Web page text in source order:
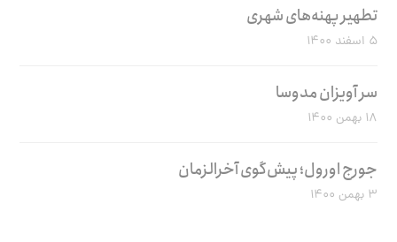
تطهیر پهنه‌های شهری
۵ اسفند ۱۴۰۰
سر آویزان مدوسا
۱۸ بهمن ۱۴۰۰
جورج اورول؛ پیش‌گوی آخرالزمان
۳ بهمن ۱۴۰۰